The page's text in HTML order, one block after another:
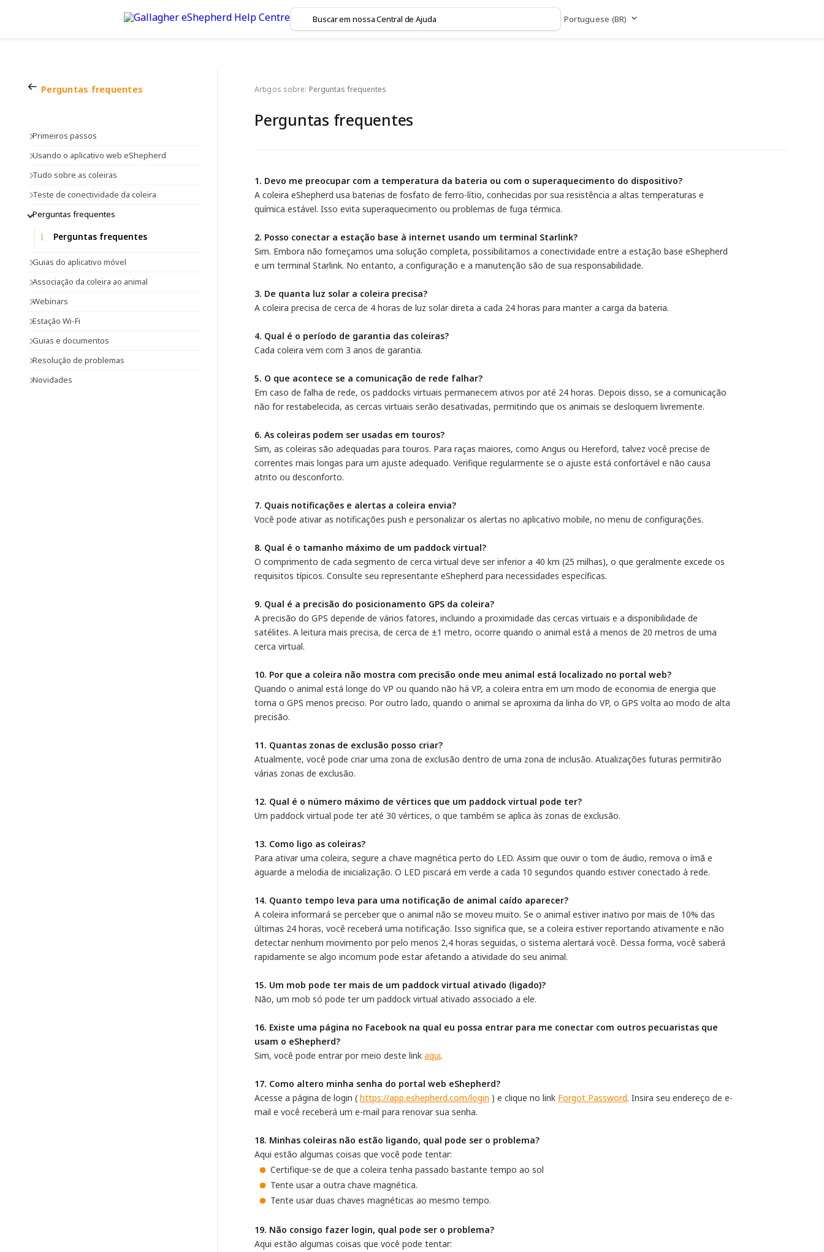
Portuguese (BR)
Perguntas frequentes
Primeiros passos
Usando o aplicativo web eShepherd
Tudo sobre as coleiras
Teste de conectividade da coleira
Perguntas frequentes
Perguntas frequentes
Guias do aplicativo móvel
Associação da coleira ao animal
Webinars
Estação Wi-Fi
Guias e documentos
Resolução de problemas
Novidades
Artigos sobre: Perguntas frequentes
Perguntas frequentes
1. Devo me preocupar com a temperatura da bateria ou com o superaquecimento do dispositivo?
A coleira eShepherd usa baterias de fosfato de ferro-lítio, conhecidas por sua resistência a altas temperaturas e
química estável. Isso evita superaquecimento ou problemas de fuga térmica.
2. Posso conectar a estação base à internet usando um terminal Starlink?
Sim. Embora não forneçamos uma solução completa, possibilitamos a conectividade entre a estação base eShepherd
e um terminal Starlink. No entanto, a configuração e a manutenção são de sua responsabilidade.
3. De quanta luz solar a coleira precisa?
A coleira precisa de cerca de 4 horas de luz solar direta a cada 24 horas para manter a carga da bateria.
4. Qual é o período de garantia das coleiras?
Cada coleira vem com 3 anos de garantia.
5. O que acontece se a comunicação de rede falhar?
Em caso de falha de rede, os paddocks virtuais permanecem ativos por até 24 horas. Depois disso, se a comunicação
não for restabelecida, as cercas virtuais serão desativadas, permitindo que os animais se desloquem livremente.
6. As coleiras podem ser usadas em touros?
Sim, as coleiras são adequadas para touros. Para raças maiores, como Angus ou Hereford, talvez você precise de
correntes mais longas para um ajuste adequado. Verifique regularmente se o ajuste está confortável e não causa
atrito ou desconforto.
7. Quais notificações e alertas a coleira envia?
Você pode ativar as notificações push e personalizar os alertas no aplicativo mobile, no menu de configurações.
8. Qual é o tamanho máximo de um paddock virtual?
O comprimento de cada segmento de cerca virtual deve ser inferior a 40 km (25 milhas), o que geralmente excede os
requisitos típicos. Consulte seu representante eShepherd para necessidades específicas.
9. Qual é a precisão do posicionamento GPS da coleira?
A precisão do GPS depende de vários fatores, incluindo a proximidade das cercas virtuais e a disponibilidade de
satélites. A leitura mais precisa, de cerca de ±1 metro, ocorre quando o animal está a menos de 20 metros de uma
cerca virtual.
10. Por que a coleira não mostra com precisão onde meu animal está localizado no portal web?
Quando o animal está longe do VP ou quando não há VP, a coleira entra em um modo de economia de energia que
torna o GPS menos preciso. Por outro lado, quando o animal se aproxima da linha do VP, o GPS volta ao modo de alta
precisão.
11. Quantas zonas de exclusão posso criar?
Atualmente, você pode criar uma zona de exclusão dentro de uma zona de inclusão. Atualizações futuras permitirão
várias zonas de exclusão.
12. Qual é o número máximo de vértices que um paddock virtual pode ter?
Um paddock virtual pode ter até 30 vértices, o que também se aplica às zonas de exclusão.
13. Como ligo as coleiras?
Para ativar uma coleira, segure a chave magnética perto do LED. Assim que ouvir o tom de áudio, remova o ímã e
aguarde a melodia de inicialização. O LED piscará em verde a cada 10 segundos quando estiver conectado à rede.
14. Quanto tempo leva para uma notificação de animal caído aparecer?
A coleira informará se perceber que o animal não se moveu muito. Se o animal estiver inativo por mais de 10% das
últimas 24 horas, você receberá uma notificação. Isso significa que, se a coleira estiver reportando ativamente e não
detectar nenhum movimento por pelo menos 2,4 horas seguidas, o sistema alertará você. Dessa forma, você saberá
rapidamente se algo incomum pode estar afetando a atividade do seu animal.
15. Um mob pode ter mais de um paddock virtual ativado (ligado)?
Não, um mob só pode ter um paddock virtual ativado associado a ele.
16. Existe uma página no Facebook na qual eu possa entrar para me conectar com outros pecuaristas que
usam o eShepherd?
Sim, você pode entrar por meio deste link aqui.
17. Como altero minha senha do portal web eShepherd?
Acesse a página de login ( https://app.eshepherd.com/login ) e clique no link Forgot Password. Insira seu endereço de e-
mail e você receberá um e-mail para renovar sua senha.
18. Minhas coleiras não estão ligando, qual pode ser o problema?
Aqui estão algumas coisas que você pode tentar:
Certifique-se de que a coleira tenha passado bastante tempo ao sol
Tente usar a outra chave magnética.
Tente usar duas chaves magnéticas ao mesmo tempo.
19. Não consigo fazer login, qual pode ser o problema?
Aqui estão algumas coisas que você pode tentar: